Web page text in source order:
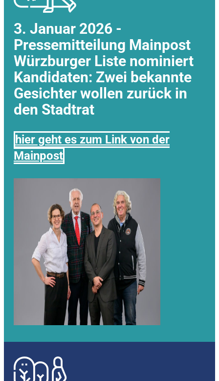
3. Januar 2026 -
Pressemitteilung Mainpost
Würzburger Liste nominiert
Kandidaten: Zwei bekannte
Gesichter wollen zurück in
den Stadtrat
hier geht es zum Link von der
Mainpost